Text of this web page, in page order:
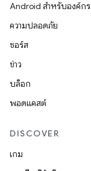
Android สำหรับองค์กร
ความปลอดภัย
ซอร์ส
ข่าว
บล็อก
พอดแคสต์
DISCOVER
เกม